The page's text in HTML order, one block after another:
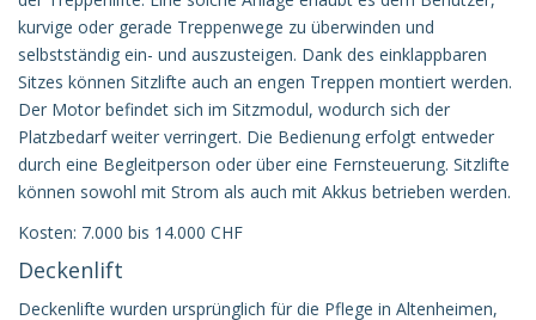
kurvige oder gerade Treppenwege zu überwinden und
selbstständig ein- und auszusteigen. Dank des einklappbaren
Sitzes können Sitzlifte auch an engen Treppen montiert werden.
Der Motor befindet sich im Sitzmodul, wodurch sich der
Platzbedarf weiter verringert. Die Bedienung erfolgt entweder
durch eine Begleitperson oder über eine Fernsteuerung. Sitzlifte
können sowohl mit Strom als auch mit Akkus betrieben werden.
Kosten: 7.000 bis 14.000 CHF
Deckenlift
Deckenlifte wurden ursprünglich für die Pflege in Altenheimen,